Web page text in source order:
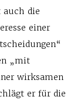
auch die
einer
„mit
wirksamen
er für die